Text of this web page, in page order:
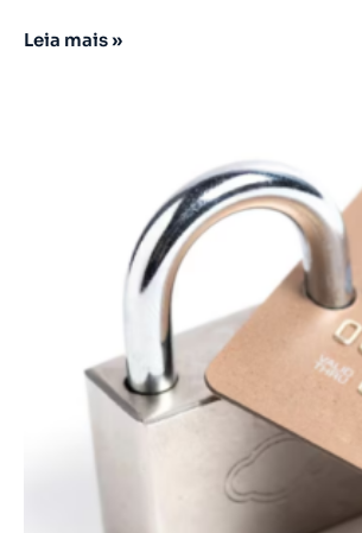
Leia mais »